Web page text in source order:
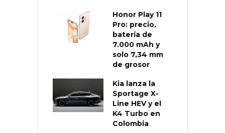
Honor Play 11
Pro: precio,
batería de
7.000 mAh y
solo 7,34 mm
de grosor
Kia lanza la
Sportage X-
Line HEV y el
K4 Turbo en
Colombia